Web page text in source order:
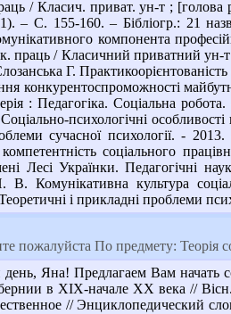
/ Класич. приват. ун-т ;
С. 155-160. – Бібліогр.: 21
компонента
праць / Класичний приватний
Г.
конкурентоспроможності
: Педагогіка. Соціальна
психологічні
сучасної психології. -
соціального
Лесі Українки.
В. Комунікативна культура
і прикладні проблеми
пожалуйста По предмету: Теорія
Яна! Предлагаем Вам начать
в XIX-начале XX века //
// Энциклопедический